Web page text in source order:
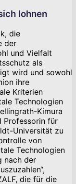
lohnen
die
der
und Vielfalt
als
wird und sowohl
ihre
Kriterien
Technologien
Kimura
Professorin für
Universität zu
von
Technologien
nach der
die für die